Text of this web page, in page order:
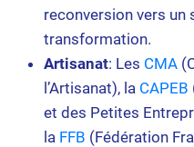
reconversion vers un
transformation.
Artisanat: Les CMA
l’Artisanat), la CAPEB
et des Petites
la FFB (Fédération